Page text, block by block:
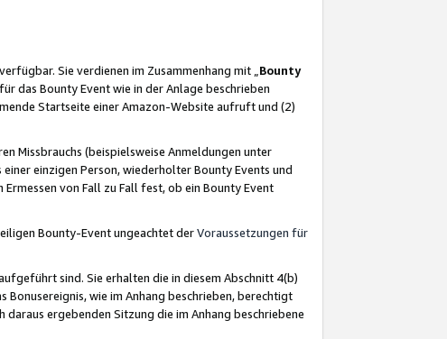
Sie verdienen im Zusammenhang mit „ Bounty
das Bounty Event wie in der Anlage beschrieben
Startseite einer Amazon-Website aufruft und (2)
Missbrauchs (beispielsweise Anmeldungen unter
einzigen Person, wiederholter Bounty Events und
von Fall zu Fall fest, ob ein Bounty Event
Bounty-Event ungeachtet derVoraussetzungen für
sind. Sie erhalten die in diesem Abschnitt 4(b)
Bonusereignis, wie im Anhang beschrieben, berechtigt
ergebenden Sitzung die im Anhang beschriebene